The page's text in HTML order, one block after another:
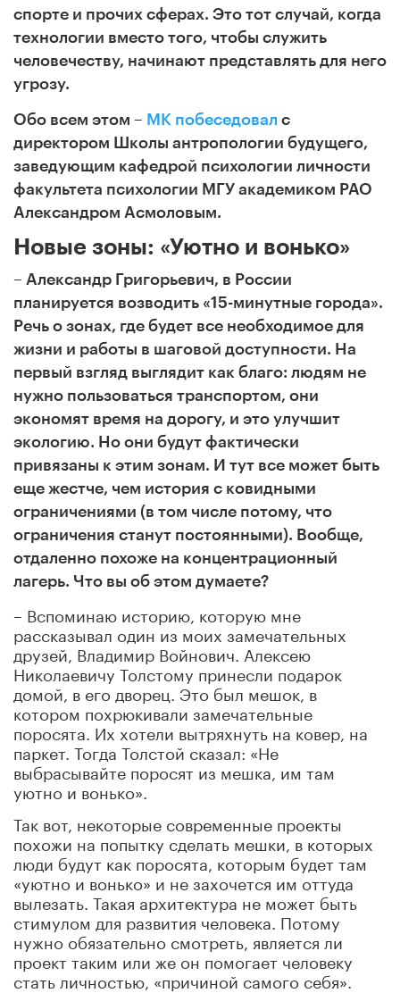
спорте и прочих сферах. Это тот случай, когда
технологии вместо того, чтобы служить
человечеству, начинают представлять для него
угрозу.
Обо всем этом – MK побеседовал с
директором Школы антропологии будущего,
заведующим кафедрой психологии личности
факультета психологии МГУ академиком РАО
Александром Асмоловым.
Новые зоны: «Уютно и вонько»
– Александр Григорьевич, в России
планируется возводить «15-минутные города».
Речь о зонах, где будет все необходимое для
жизни и работы в шаговой доступности. На
первый взгляд выглядит как благо: людям не
нужно пользоваться транспортом, они
экономят время на дорогу, и это улучшит
экологию. Но они будут фактически
привязаны к этим зонам. И тут все может быть
еще жестче, чем история с ковидными
ограничениями (в том числе потому, что
ограничения станут постоянными). Вообще,
отдаленно похоже на концентрационный
лагерь. Что вы об этом думаете?
– Вспоминаю историю, которую мне
рассказывал один из моих замечательных
друзей, Владимир Войнович. Алексею
Николаевичу Толстому принесли подарок
домой, в его дворец. Это был мешок, в
котором похрюкивали замечательные
поросята. Их хотели вытряхнуть на ковер, на
паркет. Тогда Толстой сказал: «Не
выбрасывайте поросят из мешка, им там
уютно и вонько».
Так вот, некоторые современные проекты
похожи на попытку сделать мешки, в которых
люди будут как поросята, которым будет там
«уютно и вонько» и не захочется им оттуда
вылезать. Такая архитектура не может быть
стимулом для развития человека. Потому
нужно обязательно смотреть, является ли
проект таким или же он помогает человеку
стать личностью, «причиной самого себя».